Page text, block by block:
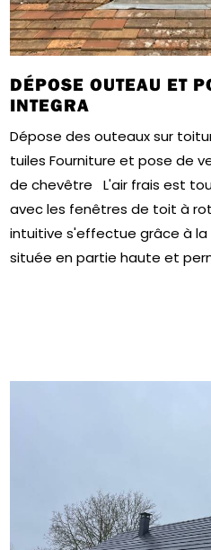
DÉPOSE OUTEAU ET
INTEGRA
Dépose des outeaux sur
tuiles Fourniture et pose de
de chevêtre L'air frais est
avec les fenêtres de toit à
intuitive s'effectue grâce à
située en partie haute et